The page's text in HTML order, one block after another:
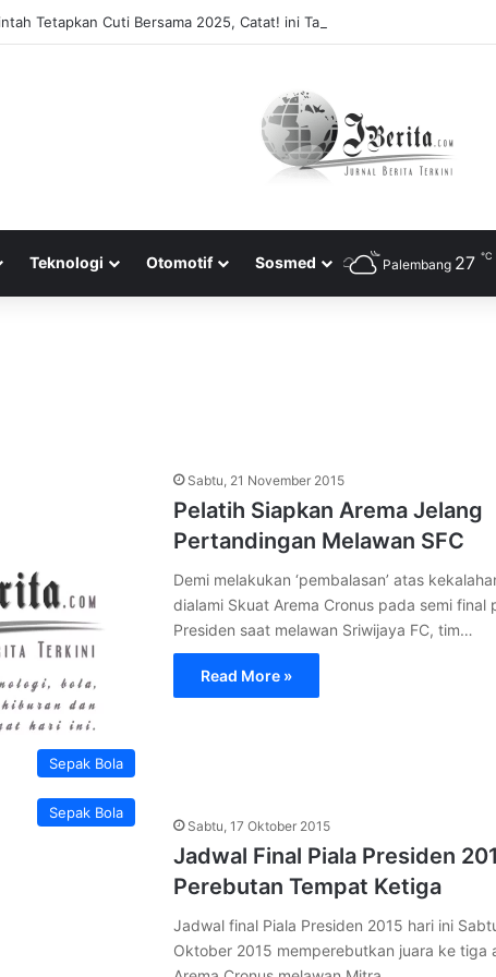
Tetapkan Cuti Bersama 2025, Catat! ini Tanggalnya
Teknologi Otomotif Sosmed Palembang 27 ℃
Sepak Bola
Sabtu, 21 November 2015
Pelatih Siapkan Arema Jelang
Pertandingan Melawan SFC
Demi melakukan ‘pembalasan’ atas
dialami Skuat Arema Cronus pada semi final
Presiden saat melawan Sriwijaya FC, tim…
Read More »
Sepak Bola
Sabtu, 17 Oktober 2015
Jadwal Final Piala Presiden
Perebutan Tempat Ketiga
Jadwal final Piala Presiden 2015 hari ini
Oktober 2015 memperebutkan juara ke tiga